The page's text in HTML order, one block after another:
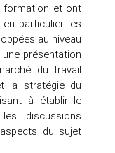
formation et ont
particulier les
au niveau
présentation
du travail
la stratégie du
à établir le
discussions
du sujet